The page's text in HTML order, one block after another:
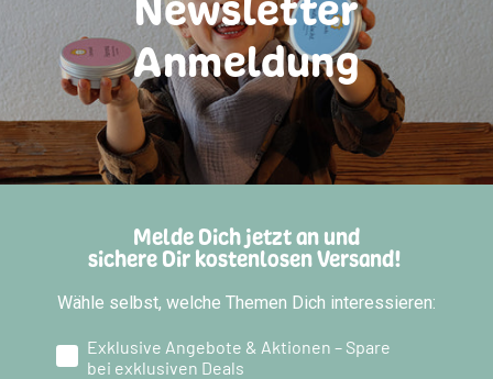
Anmeldung
Melde Dich jetzt an und
sichere Dir kostenlosen Versand!
Wähle selbst, welche Themen Dich interessieren:
Exklusive Angebote & Aktionen – Spare
bei exklusiven Deals